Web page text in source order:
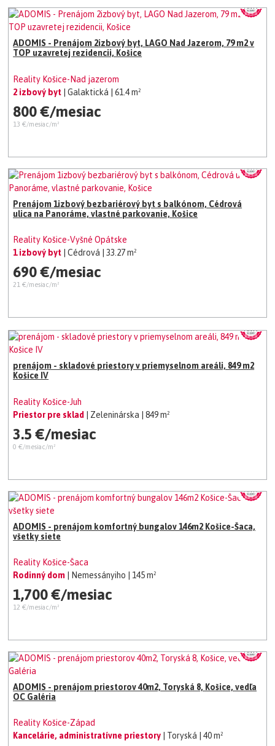
ADOMIS - Prenájom 2izbový byt, LAGO Nad Jazerom, 79 m2 v
TOP uzavretej rezidencii, Košice
Reality Košice-Nad jazerom
2 izbový byt
| Galaktická | 61.4 m²
800 €/mesiac
13 €/mesiac/m²
Prenájom 1izbový bezbariérový byt s balkónom, Cédrová
ulica na Panoráme, vlastné parkovanie, Košice
Reality Košice-Vyšné Opátske
1 izbový byt
| Cédrová | 33.27 m²
690 €/mesiac
21 €/mesiac/m²
prenájom - skladové priestory v priemyselnom areáli, 849 m2
Košice IV
Reality Košice-Juh
Priestor pre sklad
| Zeleninárska | 849 m²
3.5 €/mesiac
0 €/mesiac/m²
ADOMIS - prenájom komfortný bungalov 146m2 Košice-Šaca,
všetky siete
Reality Košice-Šaca
Rodinný dom
| Nemessányiho | 145 m²
1,700 €/mesiac
12 €/mesiac/m²
ADOMIS - prenájom priestorov 40m2, Toryská 8, Košice, vedľa
OC Galéria
Reality Košice-Západ
Kancelárie, administratívne priestory
| Toryská | 40 m²